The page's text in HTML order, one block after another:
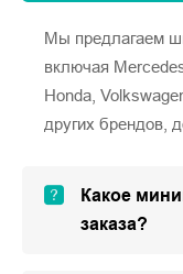
Мы предлагаем
включая
Honda,
других брендов,
Какое
заказа?